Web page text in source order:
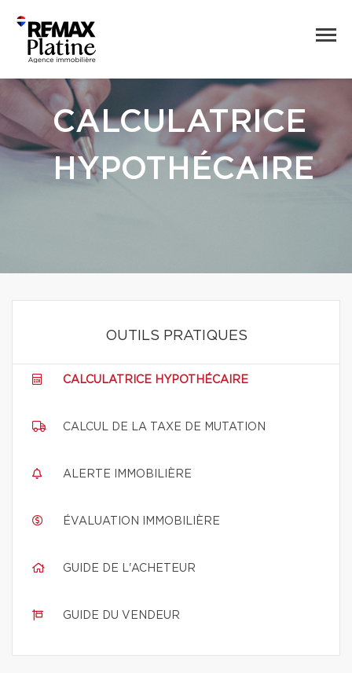
CALCULATRICE
HYPOTHÉCAIRE
OUTILS PRATIQUES
CALCULATRICE HYPOTHÉCAIRE
CALCUL DE LA TAXE DE MUTATION
ALERTE IMMOBILIÈRE
ÉVALUATION IMMOBILIÈRE
GUIDE DE L'ACHETEUR
GUIDE DU VENDEUR